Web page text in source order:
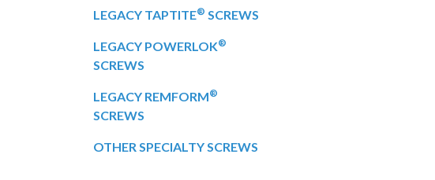
LEGACY TAPTITE® SCREWS
LEGACY POWERLOK®
SCREWS
LEGACY REMFORM®
SCREWS
OTHER SPECIALTY SCREWS